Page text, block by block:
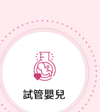
試管嬰兒